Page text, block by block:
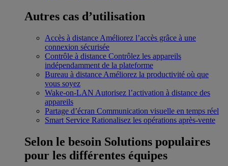
Autres cas d’utilisation
Accès à distance Améliorez l’accès grâce à une
connexion sécurisée
Contrôle à distance Contrôlez les appareils
indépendamment de la plateforme
Bureau à distance Améliorez la productivité où que
vous soyez
Wake-on-LAN Autorisez l’activation à distance des
appareils
Partage d’écran Communication visuelle en temps réel
Smart Service Rationalisez les opérations après-vente
Selon le besoin Solutions populaires
pour les différentes équipes